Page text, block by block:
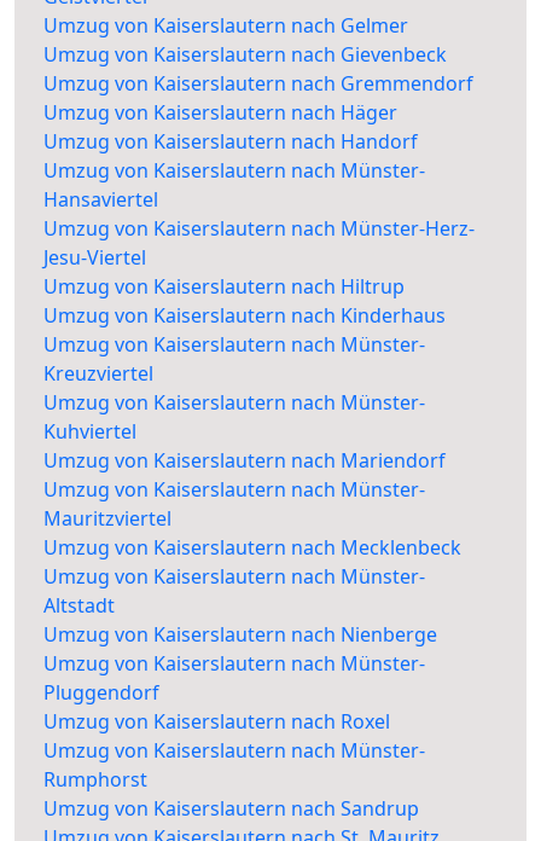
Umzug von Kaiserslautern nach Gelmer
Umzug von Kaiserslautern nach Gievenbeck
Umzug von Kaiserslautern nach Gremmendorf
Umzug von Kaiserslautern nach Häger
Umzug von Kaiserslautern nach Handorf
Umzug von Kaiserslautern nach Münster-
Hansaviertel
Umzug von Kaiserslautern nach Münster-Herz-
Jesu-Viertel
Umzug von Kaiserslautern nach Hiltrup
Umzug von Kaiserslautern nach Kinderhaus
Umzug von Kaiserslautern nach Münster-
Kreuzviertel
Umzug von Kaiserslautern nach Münster-
Kuhviertel
Umzug von Kaiserslautern nach Mariendorf
Umzug von Kaiserslautern nach Münster-
Mauritzviertel
Umzug von Kaiserslautern nach Mecklenbeck
Umzug von Kaiserslautern nach Münster-
Altstadt
Umzug von Kaiserslautern nach Nienberge
Umzug von Kaiserslautern nach Münster-
Pluggendorf
Umzug von Kaiserslautern nach Roxel
Umzug von Kaiserslautern nach Münster-
Rumphorst
Umzug von Kaiserslautern nach Sandrup